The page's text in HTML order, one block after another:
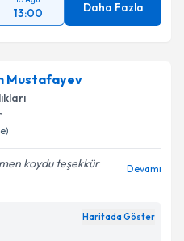
13:00 Daha Fazla
Mustafayev
koydu teşekkür
Devamı
Haritada Göster